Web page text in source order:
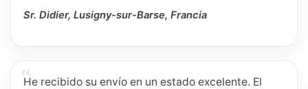
Sr. Didier, Lusigny-sur-Barse, Francia
He recibido su envío en un estado excelente. El